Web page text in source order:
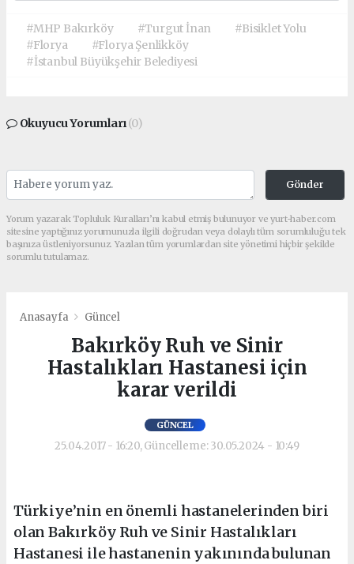
#MHP Bakırköy #Turgut İnan
#Bisiklet Yolu
#Florya
#Florya Şenlikköy
#İstanbul Büyükşehir Belediyesi
Okuyucu Yorumları(0)
Gönder
Yorum yazarak Topluluk Kuralları’nı kabul etmiş bulunuyor ve yurt-haber.com
sitesine yaptığınız yorumunuzla ilgili doğrudan veya dolaylı tüm sorumluluğu tek
başınıza üstleniyorsunuz. Yazılan tüm yorumlardan site yönetimi hiçbir şekilde
sorumlu tutulamaz.
Anasayfa Güncel
Bakırköy Ruh ve Sinir
Hastalıkları Hastanesi için
karar verildi
GÜNCEL
25.04.2017 - 16:20, Güncelleme: 30.05.2024 - 10:49
Türkiye’nin en önemli hastanelerinden biri
olan Bakırköy Ruh ve Sinir Hastalıkları
Hastanesi ile hastanenin yakınında bulunan